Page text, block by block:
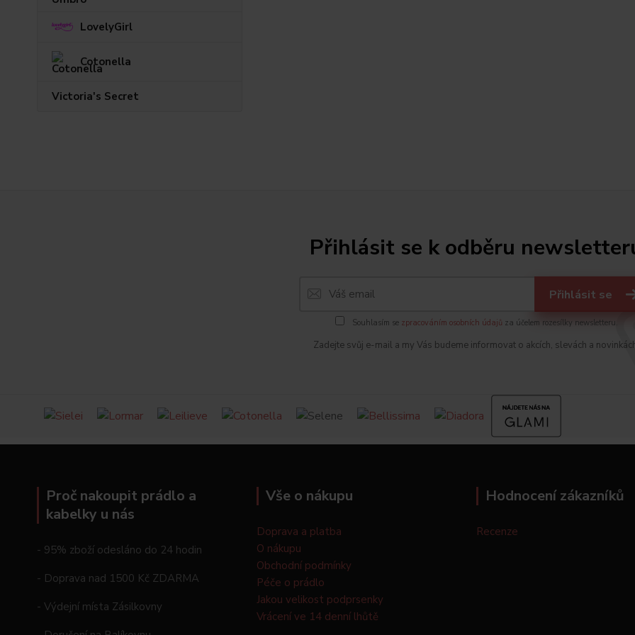
LovelyGirl
Cotonella
Victoria's Secret
Přihlásit se k odběru
Přihlásit se
Souhlasím se zpracováním osobních údajů za účelem rozesílky newsletteru.
Zadejte svůj e-mail a my Vás budeme informovat o akcích, slevách a
Proč nakoupit prádlo a
kabelky u nás
- 95% zboží odesláno do 24 hodin
- Doprava nad 1500 Kč ZDARMA
- Výdejní místa Zásilkovny
Vše o nákupu
Doprava a platba
O nákupu
Obchodní podmínky
Péče o prádlo
Jakou velikost podprsenky
Vrácení ve 14 denní lhůtě
Hodnocení zákazníků
Recenze